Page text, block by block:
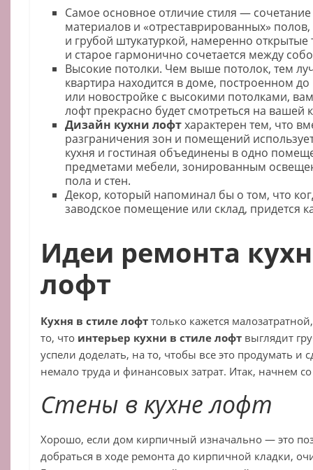
Самое основное отличие стиля —
материалов и «отреставрированных»
и грубой штукатуркой, намеренно открытые
и старое гармонично сочетается между
Высокие потолки. Чем выше потолок, тем
квартира находится в доме, построенном
или новостройке с высокими потолками,
лофт прекрасно будет смотреться на вашей
Дизайн кухни лофтхарактерен тем, что
разграничения зон и помещений
кухня и гостиная объединены в одно
предметами мебели, зонированным
пола и стен.
Декор, который напоминал бы о том, что
заводское помещение или склад, придется
Идеи ремонта
лофт
Кухня в стиле лофт только кажется
то, что интерьер кухни в стиле лофт выглядит
успели доделать, на то, чтобы все это продумать и
немало труда и финансовых затрат. Итак, начнем со
Стены в кухне лофт
Хорошо, если дом кирпичный изначально — это
добраться в ходе ремонта до кирпичной кладки,